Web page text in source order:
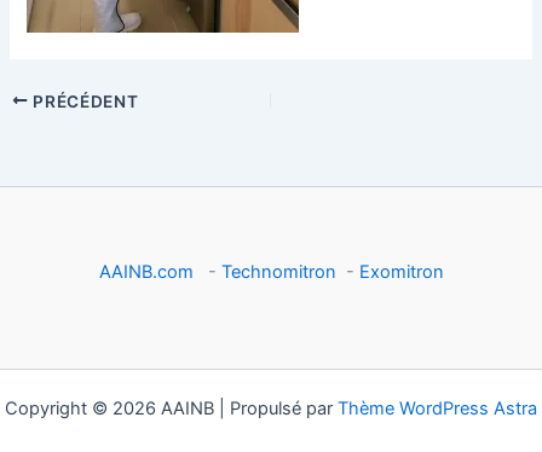
PRÉCÉDENT
AAINB.com - Technomitron - Exomitron
Copyright © 2026 AAINB | Propulsé par Thème WordPress Astra